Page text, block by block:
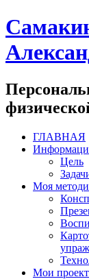
ГЛАВНАЯ
Цель
Моя
Мои